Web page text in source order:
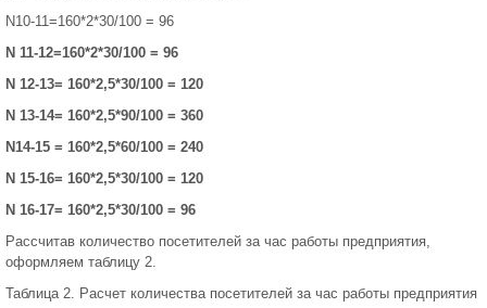
N10-11=160*2*30/100 = 96
N 11-12=160*2*30/100 = 96
N 12-13= 160*2,5*30/100 = 120
N 13-14= 160*2,5*90/100 = 360
N14-15 = 160*2,5*60/100 = 240
N 15-16= 160*2,5*30/100 = 120
N 16-17= 160*2,5*30/100 = 96
Рассчитав количество посетителей за час работы предприятия,
оформляем таблицу 2.
Таблица 2. Расчет количества посетителей за час работы предприятия